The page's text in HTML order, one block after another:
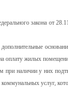
закона от
оплату жилых
при наличии у них
услуг,